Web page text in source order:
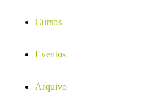
Cursos
Eventos
Arquivo